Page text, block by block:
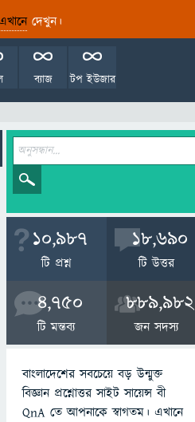
দেখুন।
টপ ইউজার
ব্যাজ
10,987
টি প্রশ্ন
18,690
টি উত্তর
4,750
টি মন্তব্য
889,982
জন সদস্য
বাংলাদেশের সবচেয়ে বড় উন্মুক্ত
বিজ্ঞান প্রশ্নোত্তর সাইট সায়েন্স বী
QnA তে আপনাকে স্বাগতম। এখানে